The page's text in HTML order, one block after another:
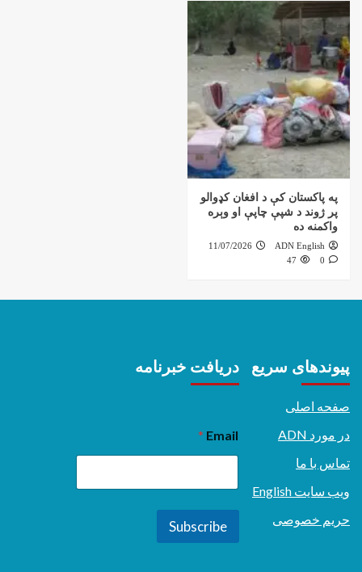
په پاکستان کې د افغان کډوالو
پر ژوند د شپې چاپې او وېره
واکمنه ده
ADN English
11/07/2026
0
47
پیوندهای سریع
صفحه اصلی
در مورد ADN
تماس با ما
ویب سایت English
حریم خصوصی
دریافت خبرنامه
Email
*
Subscribe